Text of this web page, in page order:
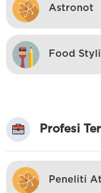
Astronot
Food
Profesi
Peneliti